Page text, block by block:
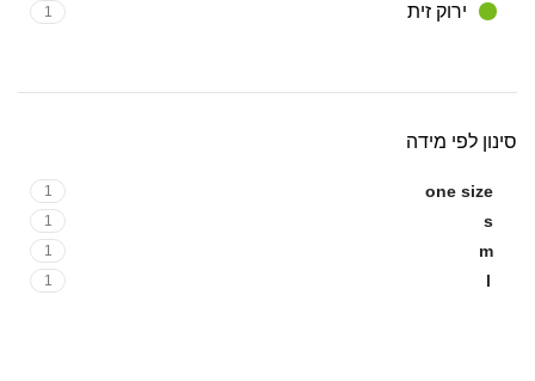
ירוק זית 1
סינון לפי מידה
one size
1
s
1
m
1
l
1